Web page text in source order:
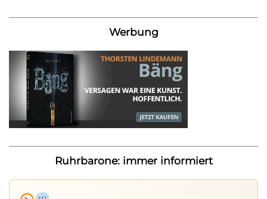
Werbung
Ruhrbarone: immer informiert